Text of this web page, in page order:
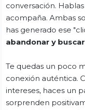
conversación.
acompaña. Ambas
has generado ese
abandonar y
Te quedas un poco
conexión auténtica.
intereses, haces un
sorprenden